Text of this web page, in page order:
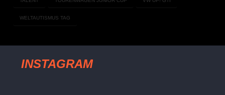
WELTAUTISMUS TAG
INSTAGRAM